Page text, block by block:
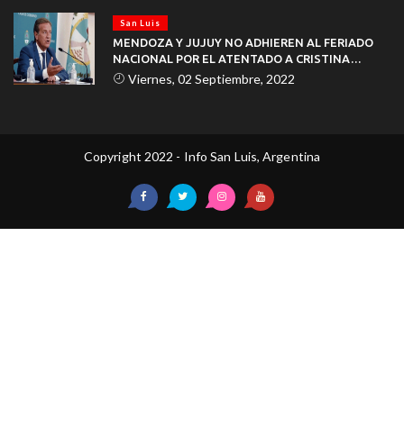
San Luis
MENDOZA Y JUJUY NO ADHIEREN AL FERIADO
NACIONAL POR EL ATENTADO A CRISTINA
KIRCHNER
Viernes, 02 Septiembre, 2022
Copyright 2022 - Info San Luis, Argentina